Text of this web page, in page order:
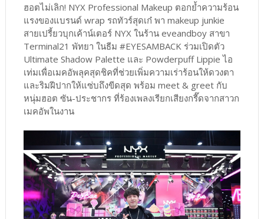
ฮอตไม่เลิก! NYX Professional Makeup ตอกย้ำความร้อน
แรงของแบรนด์ wrap รถทัวร์สุดเก๋ พา makeup junkie
สายเปรี้ยวบุกเค้าน์เตอร์ NYX ในร้าน eveandboy สาขา
Terminal21 พัทยา ในธีม #EYESAMBACK ร่วมเปิดตัว
Ultimate Shadow Palette และ Powderpuff Lippie ไอ
เท่มเพื่อเมคอัพลุคสุดชิคที่ช่วยเพิ่มความเร่าร้อนให้ดวงตา
และริมฝีปากให้แซ่บถึงขีดสุด พร้อม meet & greet กับ
หนุ่มฮอต ซัน-ประชากร ที่ร้องเพลงเรียกเสียงกรี๊ดจากสาวก
เมคอัพในงาน